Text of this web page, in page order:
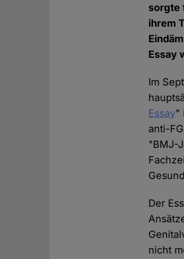
sorgte
ihrem
Essay
Im
Essay"
anti-
"BMJ-
Der
nicht